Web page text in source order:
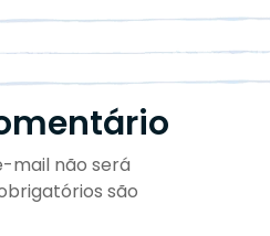
mail não será
são